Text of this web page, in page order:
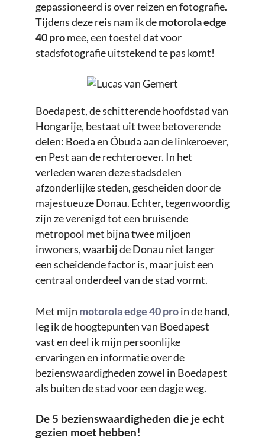
gepassioneerd is over reizen en fotografie.
Tijdens deze reis nam ik demotorola edge
40 promee, een toestel dat voor
stadsfotografie uitstekend te pas komt!
Boedapest, de schitterende hoofdstad van
Hongarije, bestaat uit twee betoverende
delen: Boeda en Óbuda aan de linkeroever,
en Pest aan de rechteroever. In het
verleden waren deze stadsdelen
afzonderlijke steden, gescheiden door de
majestueuze Donau. Echter, tegenwoordig
zijn ze verenigd tot een bruisende
metropool met bijna twee miljoen
inwoners, waarbij de Donau niet langer
een scheidende factor is, maar juist een
centraal onderdeel van de stad vormt.
Met mijn motorola edge 40 proin de hand,
leg ik de hoogtepunten van Boedapest
vast en deel ik mijn persoonlijke
ervaringen en informatie over de
bezienswaardigheden zowel in Boedapest
als buiten de stad voor een dagje weg.
De 5 bezienswaardigheden die je echt
gezien moet hebben!